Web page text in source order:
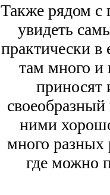
Также рядом с
увидеть
практически
там много и
приносят
ними
много разных
где можно